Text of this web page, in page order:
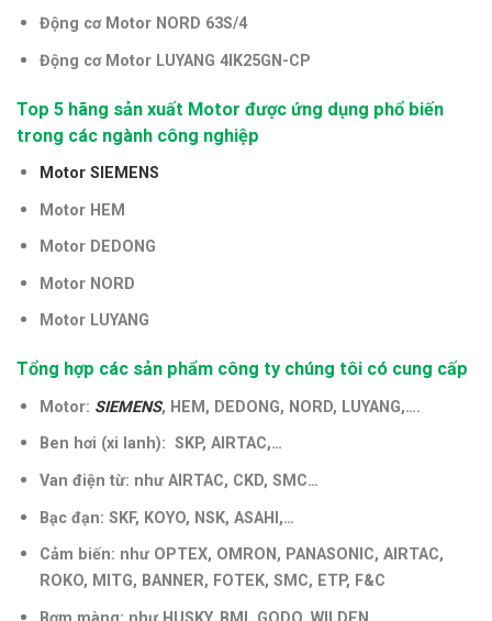
Động cơ Motor NORD 63S/4
Động cơ Motor LUYANG 4IK25GN-CP
Top 5 hãng sản xuất Motor được ứng dụng phổ biến
trong các ngành công nghiệp
Motor SIEMENS
Motor HEM
Motor DEDONG
Motor NORD
Motor LUYANG
Tổng hợp các sản phẩm công ty chúng tôi có cung cấp
Motor: SIEMENS, HEM, DEDONG, NORD, LUYANG,….
Ben hơi (xi lanh): SKP, AIRTAC,…
Van điện từ: như AIRTAC, CKD, SMC…
Bạc đạn: SKF, KOYO, NSK, ASAHI,…
Cảm biến: như OPTEX, OMRON, PANASONIC, AIRTAC,
ROKO, MITG, BANNER, FOTEK, SMC, ETP, F&C